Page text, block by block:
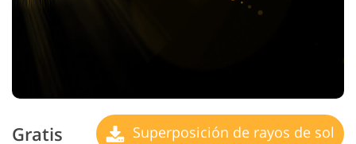
Gratis Superposición de rayos de sol